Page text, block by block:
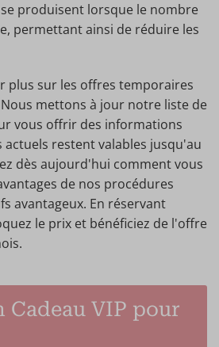
produisent lorsque le nombre
permettant ainsi de réduire les
plus sur les offres temporaires
Nous mettons à jour notre liste de
vous offrir des informations
actuels restent valables jusqu'au
dès aujourd'hui comment vous
de nos procédures
avantageux. En réservant
le prix et bénéficiez de l'offre
Cadeau VIP pour